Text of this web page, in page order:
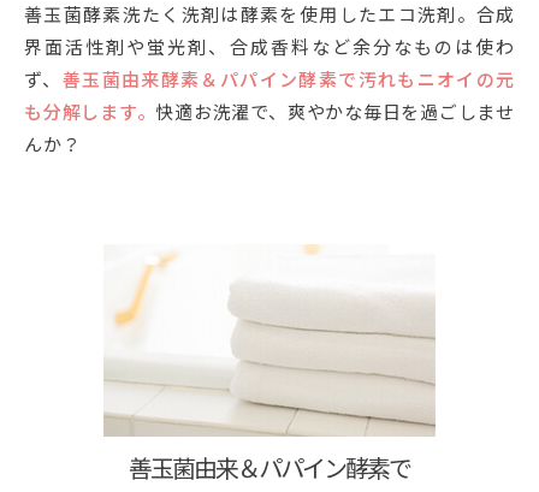
善玉菌酵素洗たく洗剤は酵素を使用したエコ洗剤。合成
界面活性剤や蛍光剤、合成香料など余分なものは使わ
ず、 善玉菌由来酵素＆パパイン酵素で汚れもニオイの元
も分解します。 快適お洗濯で、爽やかな毎日を過ごしませ
んか？
善玉菌由来＆パパイン酵素で